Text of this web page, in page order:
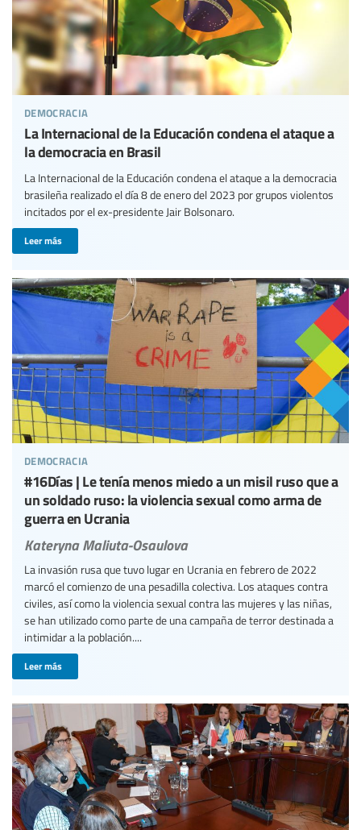
democracia
La Internacional de la Educación condena el ataque a
la democracia en Brasil
La Internacional de la Educación condena el ataque a la democracia
brasileña realizado el día 8 de enero del 2023 por grupos violentos
incitados por el ex-presidente Jair Bolsonaro.
Leer más
democracia
#16Días | Le tenía menos miedo a un misil ruso que a
un soldado ruso: la violencia sexual como arma de
guerra en Ucrania
Kateryna Maliuta-Osaulova
La invasión rusa que tuvo lugar en Ucrania en febrero de 2022
marcó el comienzo de una pesadilla colectiva. Los ataques contra
civiles, así como la violencia sexual contra las mujeres y las niñas,
se han utilizado como parte de una campaña de terror destinada a
intimidar a la población....
Leer más